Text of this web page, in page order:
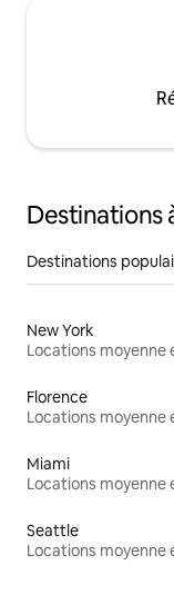
Destinations
Destinations
New York
Florence
Miami
Seattle